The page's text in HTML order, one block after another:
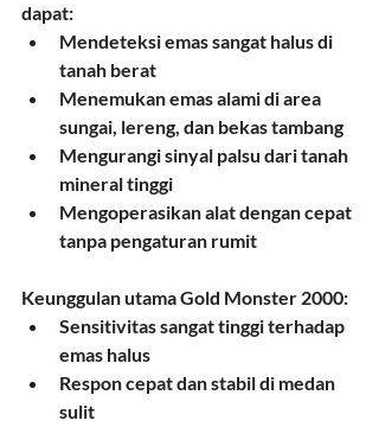
dapat:
Mendeteksi emas sangat halus di
tanah berat
Menemukan emas alami di area
sungai, lereng, dan bekas tambang
Mengurangi sinyal palsu dari tanah
mineral tinggi
Mengoperasikan alat dengan cepat
tanpa pengaturan rumit
Keunggulan utama Gold Monster 2000:
Sensitivitas sangat tinggi terhadap
emas halus
Respon cepat dan stabil di medan
sulit